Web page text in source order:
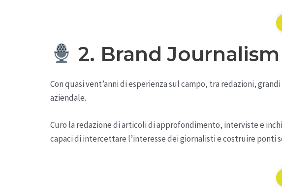
2. Brand
Con quasi vent’anni di esperienza sul campo, tra redazioni,
aziendale.
Curo la redazione di articoli di approfondimento, interviste e
capaci di intercettare l’interesse dei giornalisti e costruire ponti